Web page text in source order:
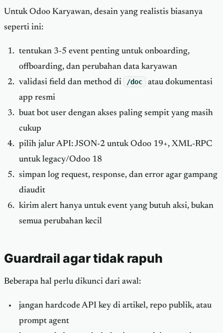
Untuk Odoo Karyawan, desain yang realistis biasanya
seperti ini:
tentukan 3-5 event penting untuk onboarding,
offboarding, dan perubahan data karyawan
validasi field dan method di
/doc
atau dokumentasi
app resmi
buat bot user dengan akses paling sempit yang masih
cukup
pilih jalur API: JSON-2 untuk Odoo 19+, XML-RPC
untuk legacy/Odoo 18
simpan log request, response, dan error agar gampang
diaudit
kirim alert hanya untuk event yang butuh aksi, bukan
semua perubahan kecil
Guardrail agar tidak rapuh
Beberapa hal perlu dikunci dari awal:
jangan hardcode API key di artikel, repo publik, atau
prompt agent